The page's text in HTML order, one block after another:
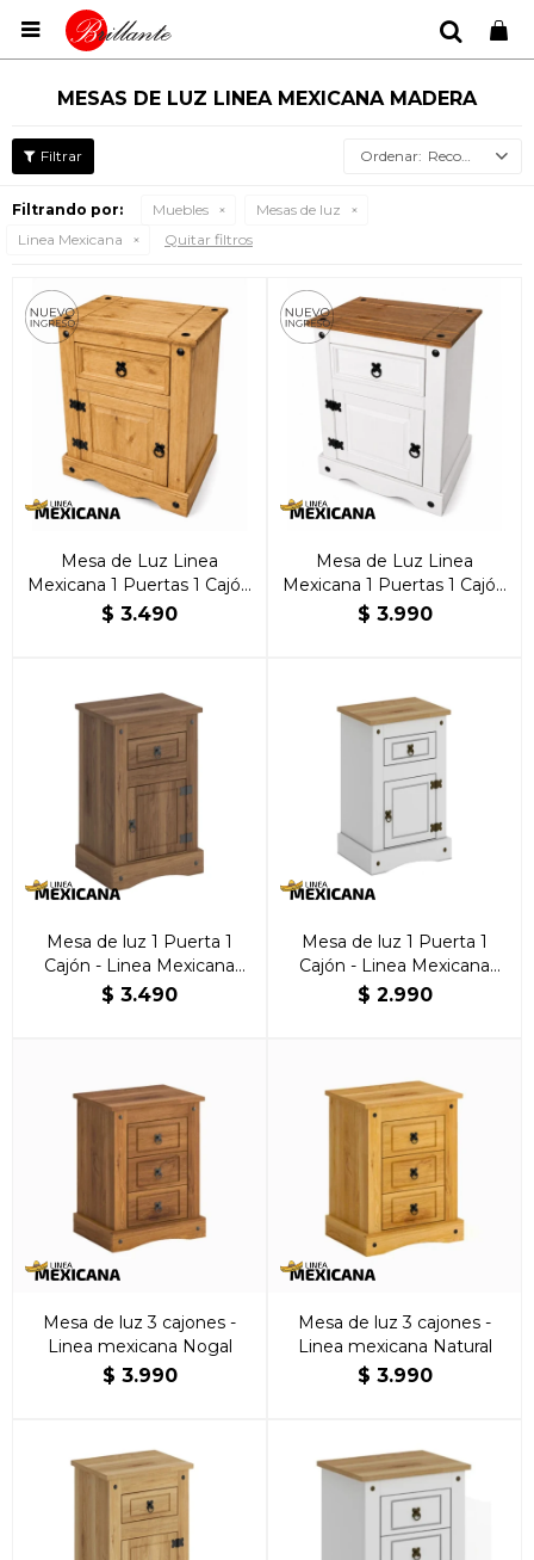

MESAS DE LUZ LINEA MEXICANA MADERA
Recomendados
Filtrando por: Muebles
Mesas de luz
Linea Mexicana
Quitar filtros
Mesa de Luz Linea
Mexicana 1 Puertas 1 Cajón
Natural
$ 3.490
Mesa de Luz Linea
Mexicana 1 Puertas 1 Cajón
Blanca
$ 3.990
Mesa de luz 1 Puerta 1
Cajón - Linea Mexicana
Nogal
$ 3.490
Mesa de luz 1 Puerta 1
Cajón - Linea Mexicana
Blanco
$ 2.990
Mesa de luz 3 cajones -
Linea mexicana Nogal
$ 3.990
Mesa de luz 3 cajones -
Linea mexicana Natural
$ 3.990